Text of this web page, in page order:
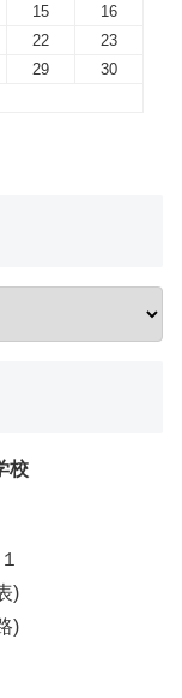
15
16
22
23
29
30
校
)
)